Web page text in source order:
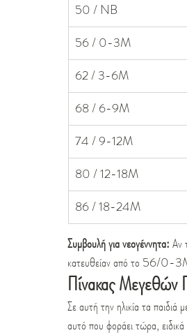
50 / NB
56 / 0-3M
62 / 3-6M
68 / 6-9M
74 / 9-12M
80 / 12-18M
86 / 18-24M
Συμβουλή για νεογέννητα: Αν
κατευθείαν από το 56/0-
Πίνακας
Σε αυτή την ηλικία τα
αυτό που φοράει τώρα,